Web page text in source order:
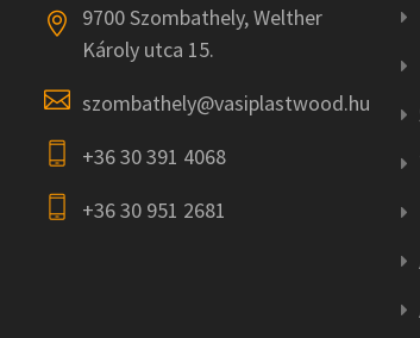
9700 Szombathely, Welther
Károly utca 15.
szombathely@vasiplastwood.hu
+36 30 391 4068
+36 30 951 2681